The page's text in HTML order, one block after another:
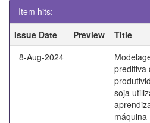
Item hits:
Issue Date
Preview Title
8-Aug-2024
preditiva
soja
máquina